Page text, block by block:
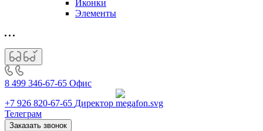
Иконки
Элементы
8 499 346-67-65 Офис
+7 926 820-67-65 Директор
Телеграм
Заказать звонок